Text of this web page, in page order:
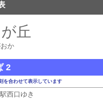
丘
か
2
を合わせて表示しています
西口ゆき